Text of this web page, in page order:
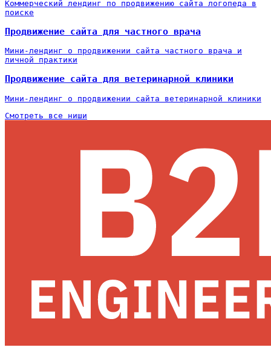
Коммерческий лендинг по продвижению сайта логопеда в
поиске
Продвижение сайта для частного врача
Мини-лендинг о продвижении сайта частного врача и
личной практики
Продвижение сайта для ветеринарной клиники
Мини-лендинг о продвижении сайта ветеринарной клиники
Смотреть все ниши